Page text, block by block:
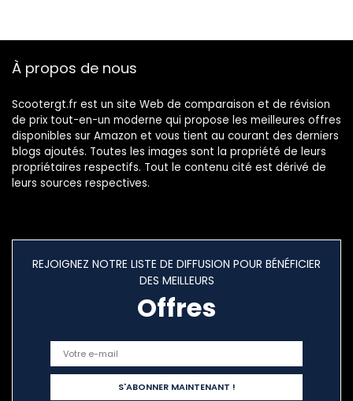
À propos de nous
Scootergt.fr est un site Web de comparaison et de révision
de prix tout-en-un moderne qui propose les meilleures offres
disponibles sur Amazon et vous tient au courant des derniers
blogs ajoutés. Toutes les images sont la propriété de leurs
propriétaires respectifs. Tout le contenu cité est dérivé de
leurs sources respectives.
REJOIGNEZ NOTRE LISTE DE DIFFUSION POUR BÉNÉFICIER
DES MEILLEURS
Offres